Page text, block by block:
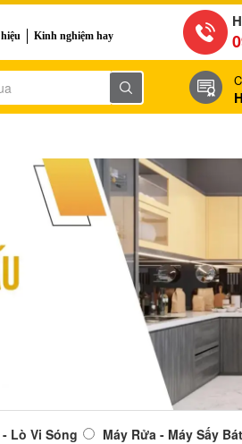
Kinh nghiệm hay
Lò Vi Sóng Máy Rửa - Máy Sấy Bát